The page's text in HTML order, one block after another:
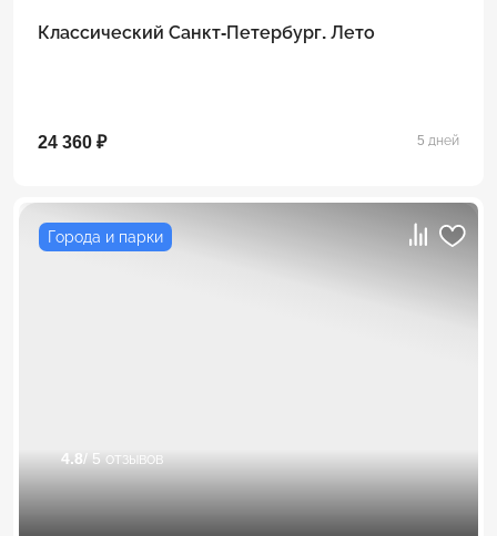
Классический Санкт-Петербург. Лето
24 360 ₽ 5 дней
Города и парки
4.8/ 5 отзывов